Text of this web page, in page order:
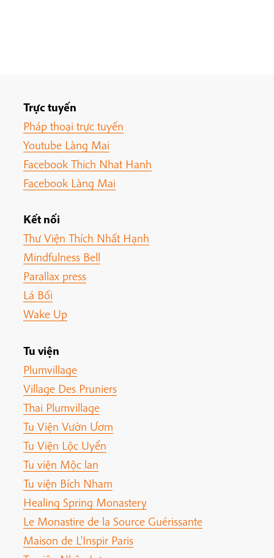
Trực tuyến
Pháp thoại trực tuyến
Youtube Làng Mai
Facebook Thich Nhat Hanh
Facebook Làng Mai
Kết nối
Thư Viện Thích Nhất Hạnh
Mindfulness Bell
Parallax press
Lá Bối
Wake Up
Tu viện
Plumvillage
Village Des Pruniers
Thai Plumvillage
Tu Viện Vườn Ươm
Tu Viện Lộc Uyển
Tu viện Mộc lan
Tu viện Bích Nham
Healing Spring Monastery
Le Monastire de la Source Guérissante
Maison de L'Inspir Paris